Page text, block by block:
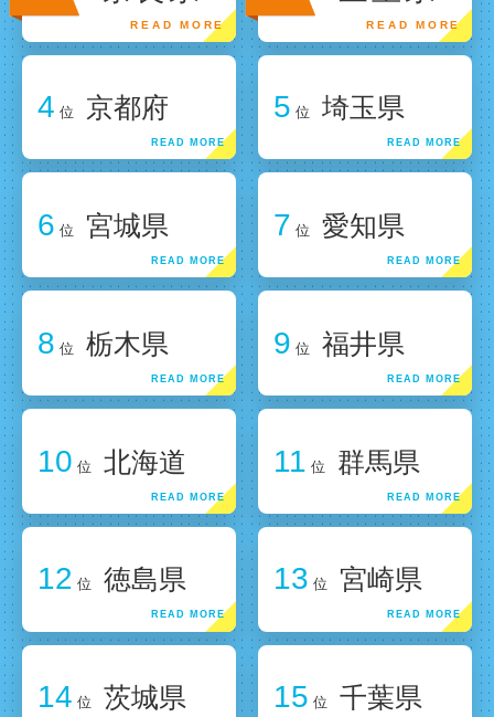
4 位 京都府 5 位 埼玉県
6 位 宮城県 7 位 愛知県
8 位 栃木県 9 位 福井県
10 位 北海道 11 位 群馬県
12 位 徳島県 13 位 宮崎県
14 位 茨城県 15 位 千葉県